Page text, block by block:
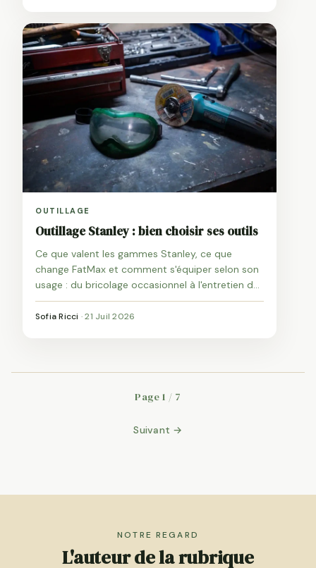
OUTILLAGE
Outillage Stanley : bien choisir ses outils
Ce que valent les gammes Stanley, ce que
change FatMax et comment s'équiper selon son
usage : du bricolage occasionnel à l'entretien du
jardin et de l'atelier.
Sofia Ricci ·21 Juil 2026
Page 1 / 7
Suivant →
NOTRE REGARD
L'auteur de la rubrique